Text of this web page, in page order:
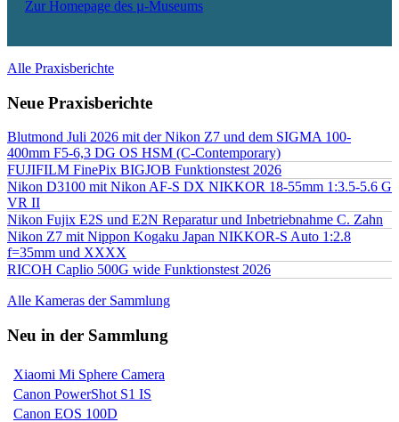
Zur Homepage des µ-Museums
Alle Praxisberichte
Neue Praxisberichte
Blutmond Juli 2026 mit der Nikon Z7 und dem SIGMA 100-
400mm F5-6,3 DG OS HSM (C-Contemporary)
FUJIFILM FinePix BIGJOB Funktionstest 2026
Nikon D3100 mit Nikon AF-S DX NIKKOR 18-55mm 1:3.5-5.6 G
VR II
Nikon Fujix E2S und E2N Reparatur und Inbetriebnahme C. Zahn
Nikon Z7 mit Nippon Kogaku Japan NIKKOR-S Auto 1:2.8
f=35mm und XXXX
RICOH Caplio 500G wide Funktionstest 2026
Alle Kameras der Sammlung
Neu in der Sammlung
Xiaomi Mi Sphere Camera
Canon PowerShot S1 IS
Canon EOS 100D